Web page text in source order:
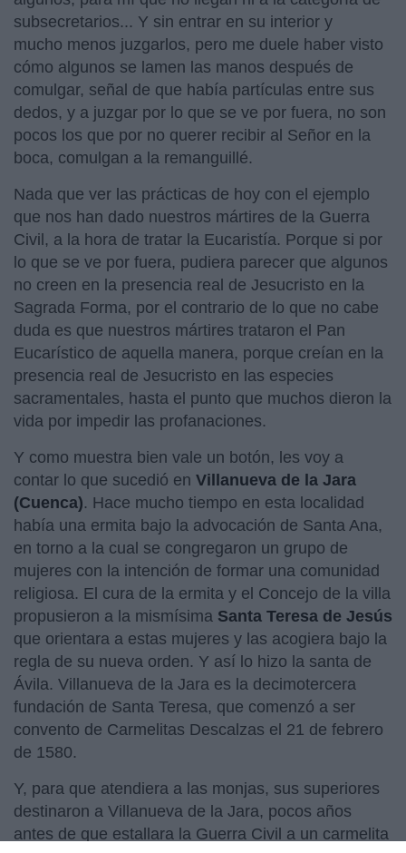
subsecretarios... Y sin entrar en su interior y
mucho menos juzgarlos, pero me duele haber visto
cómo algunos se lamen las manos después de
comulgar, señal de que había partículas entre sus
dedos, y a juzgar por lo que se ve por fuera, no son
pocos los que por no querer recibir al Señor en la
boca, comulgan a la remanguillé.
Nada que ver las prácticas de hoy con el ejemplo
que nos han dado nuestros mártires de la Guerra
Civil, a la hora de tratar la Eucaristía. Porque si por
lo que se ve por fuera, pudiera parecer que algunos
no creen en la presencia real de Jesucristo en la
Sagrada Forma, por el contrario de lo que no cabe
duda es que nuestros mártires trataron el Pan
Eucarístico de aquella manera, porque creían en la
presencia real de Jesucristo en las especies
sacramentales, hasta el punto que muchos dieron la
vida por impedir las profanaciones.
Y como muestra bien vale un botón, les voy a
contar lo que sucedió en Villanueva de la Jara
(Cuenca). Hace mucho tiempo en esta localidad
había una ermita bajo la advocación de Santa Ana,
en torno a la cual se congregaron un grupo de
mujeres con la intención de formar una comunidad
religiosa. El cura de la ermita y el Concejo de la villa
propusieron a la mismísima Santa Teresa de Jesús
que orientara a estas mujeres y las acogiera bajo la
regla de su nueva orden. Y así lo hizo la santa de
Ávila. Villanueva de la Jara es la decimotercera
fundación de Santa Teresa, que comenzó a ser
convento de Carmelitas Descalzas el 21 de febrero
de 1580.
Y, para que atendiera a las monjas, sus superiores
destinaron a Villanueva de la Jara, pocos años
antes de que estallara la Guerra Civil a un carmelita